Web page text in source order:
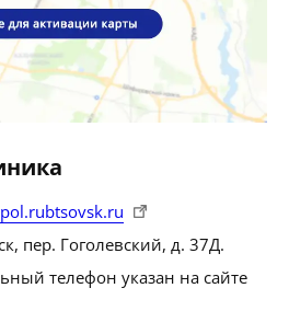
пер. Гоголевский, д. 37Д.
телефон указан на сайте